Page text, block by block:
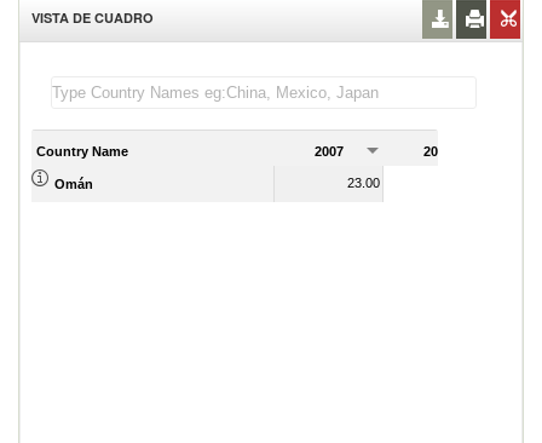
VISTA DE CUADRO
Country Name 2007 2008
Omán 23.00